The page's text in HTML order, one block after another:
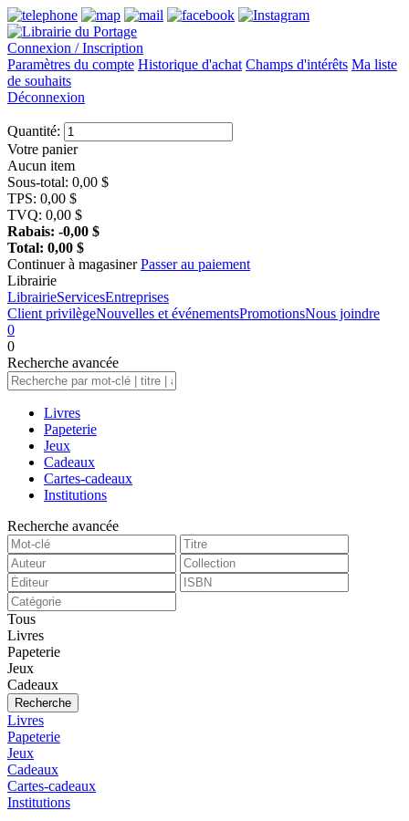
Connexion / Inscription
Paramètres du compte Historique d'achat Champs d'intérêts Ma liste
de souhaits
Déconnexion
Quantité:
Votre panier
Aucun item
Sous-total: 0,00 $
TPS: 0,00 $
TVQ: 0,00 $
Rabais: -0,00 $
Total: 0,00 $
Continuer à magasiner Passer au paiement
Librairie
LibrairieServicesEntreprises
Client privilègeNouvelles et événementsPromotionsNous joindre
0
0
Recherche avancée
Livres
Papeterie
Jeux
Cadeaux
Cartes-cadeaux
Institutions
Recherche avancée
Tous
Livres
Papeterie
Jeux
Cadeaux
Recherche
Livres
Papeterie
Jeux
Cadeaux
Cartes-cadeaux
Institutions